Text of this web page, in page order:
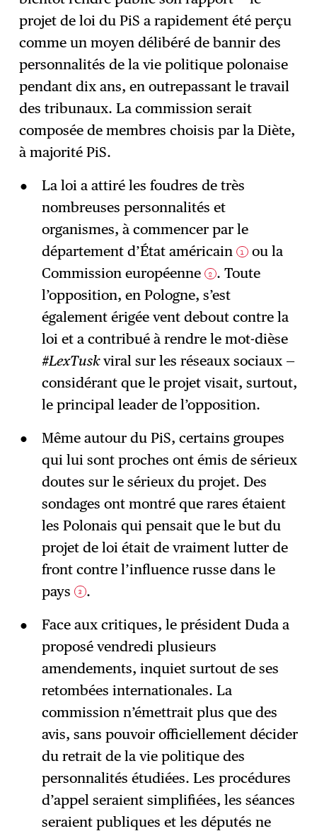
projet de loi du PiS a rapidement été perçu
comme un moyen délibéré de bannir des
personnalités de la vie politique polonaise
pendant dix ans, en outrepassant le travail
des tribunaux. La commission serait
composée de membres choisis par la Diète,
à majorité PiS.
La loi a attiré les foudres de très
nombreuses personnalités et
organismes, à commencer par le
département d’État américain
1 ou la
Commission européenne
2 . Toute
l’opposition, en Pologne, s’est
également érigée vent debout contre la
loi et a contribué à rendre le mot-dièse
#LexTuskviral sur les réseaux sociaux —
considérant que le projet visait, surtout,
le principal leader de l’opposition.
Même autour du PiS, certains groupes
qui lui sont proches ont émis de sérieux
doutes sur le sérieux du projet. Des
sondages ont montré que rares étaient
les Polonais qui pensait que le but du
projet de loi était de vraiment lutter de
front contre l’influence russe dans le
pays
3 .
Face aux critiques, le président Duda a
proposé vendredi plusieurs
amendements, inquiet surtout de ses
retombées internationales. La
commission n’émettrait plus que des
avis, sans pouvoir officiellement décider
du retrait de la vie politique des
personnalités étudiées. Les procédures
d’appel seraient simplifiées, les séances
seraient publiques et les députés ne